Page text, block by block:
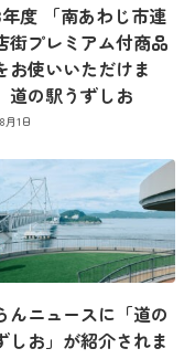
度 「南あわじ市連
街プレミアム付商品
お使いいただけま
の駅うずしお
月1日
んニュースに「道の
しお」が紹介されま